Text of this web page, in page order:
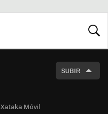
SUBIR
Xataka Móvil